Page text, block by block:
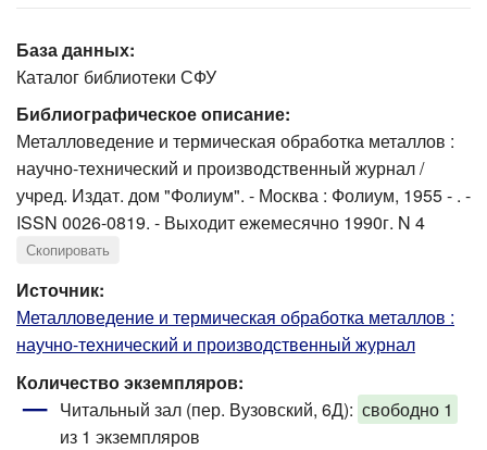
База данных:
Каталог библиотеки СФУ
Библиографическое описание:
Металловедение и термическая обработка металлов :
научно-технический и производственный журнал /
учред. Издат. дом "Фолиум". - Москва : Фолиум, 1955 - . -
ISSN 0026-0819. - Выходит ежемесячно 1990г. N 4
Скопировать
Источник:
Металловедение и термическая обработка металлов :
научно-технический и производственный журнал
Количество экземпляров:
Читальный зал (пер. Вузовский, 6Д): свободно 1
из 1 экземпляров